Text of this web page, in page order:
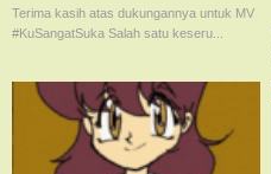
Single
Terima kasih atas dukungannya untuk MV
#KuSangatSuka Salah satu keseru...